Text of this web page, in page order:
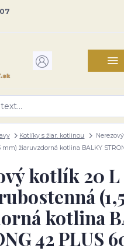
Kotlíky s žiar. kotlinou
žiaruvzdorná kotlina BALKY
kotlík 20 L
kotlina
42 PLUS